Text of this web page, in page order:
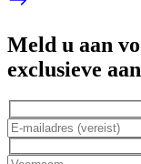
Meld u aan
exclusieve